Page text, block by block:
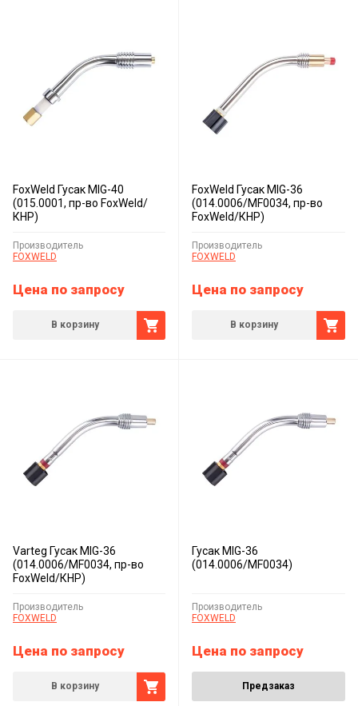
FoxWeld Гусак MIG-40
(015.0001, пр-во FoxWeld/
КНР)
Производитель
FOXWELD
Цена по запросу
В корзину
FoxWeld Гусак MIG-36
(014.0006/MF0034, пр-во
FoxWeld/КНР)
Производитель
FOXWELD
Цена по запросу
В корзину
Varteg Гусак MIG-36
(014.0006/MF0034, пр-во
FoxWeld/КНР)
Производитель
FOXWELD
Цена по запросу
В корзину
Гусак MIG-36
(014.0006/MF0034)
Производитель
FOXWELD
Цена по запросу
Предзаказ